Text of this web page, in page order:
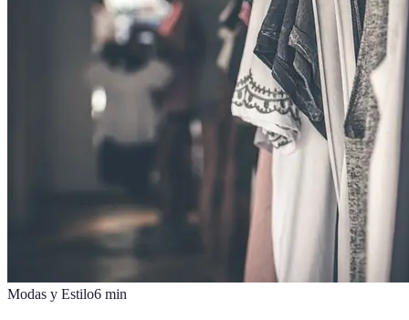
Modas y Estilo6 min